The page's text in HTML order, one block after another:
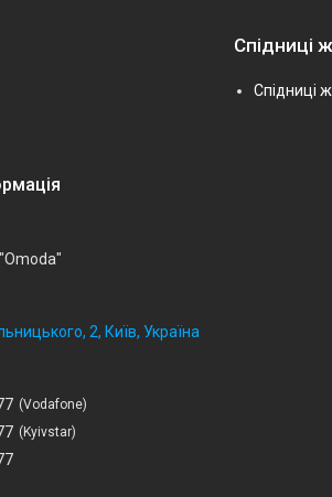
Спідниці
Спідниці
2, Київ, Україна
Vodafone
Kyivstar